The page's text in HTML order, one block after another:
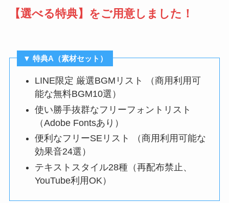
【選べる特典】をご用意しました！
▼ 特典A（素材セット）
LINE限定 厳選BGMリスト （商用利用可
能な無料BGM10選）
使い勝手抜群なフリーフォントリスト
（Adobe Fontsあり）
便利なフリーSEリスト （商用利用可能な
効果音24選）
テキストスタイル28種（再配布禁止、
YouTube利用OK）